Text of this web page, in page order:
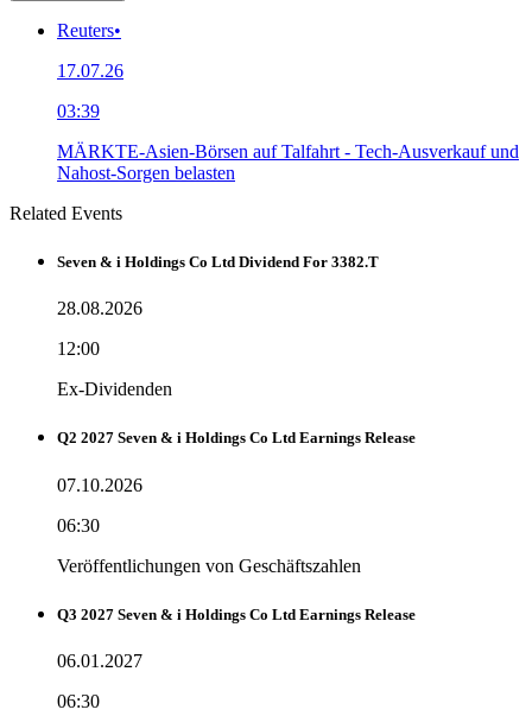
Reuters•
17.07.26
03:39
MÄRKTE-Asien-Börsen auf Talfahrt - Tech-Ausverkauf und
Nahost-Sorgen belasten
Related Events
Seven & i Holdings Co Ltd Dividend For 3382.T
28.08.2026
12:00
Ex-Dividenden
Q2 2027 Seven & i Holdings Co Ltd Earnings Release
07.10.2026
06:30
Veröffentlichungen von Geschäftszahlen
Q3 2027 Seven & i Holdings Co Ltd Earnings Release
06.01.2027
06:30